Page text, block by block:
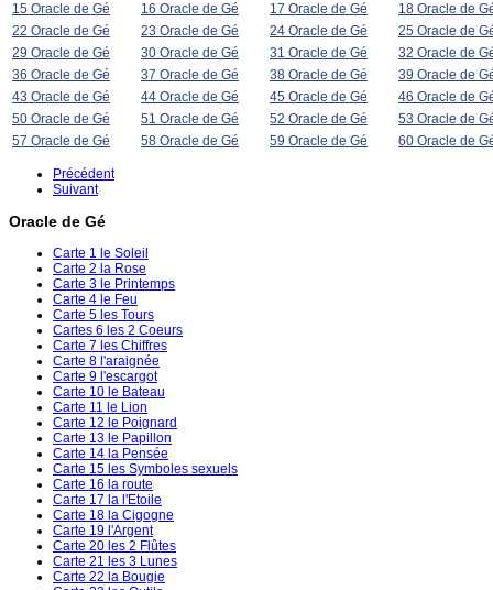
15 Oracle de Gé
16 Oracle de Gé 17 Oracle de Gé
18 Oracle de
22 Oracle de Gé
23 Oracle de Gé 24 Oracle de Gé
25 Oracle de
29 Oracle de Gé
30 Oracle de Gé 31 Oracle de Gé
32 Oracle de
36 Oracle de Gé
37 Oracle de Gé 38 Oracle de Gé
39 Oracle de
43 Oracle de Gé
44 Oracle de Gé 45 Oracle de Gé
46 Oracle de
50 Oracle de Gé
51 Oracle de Gé 52 Oracle de Gé
53 Oracle de
57 Oracle de Gé
58 Oracle de Gé 59 Oracle de Gé 60 Oracle de
Précédent
Suivant
Oracle de Gé
Carte 1 le Soleil
Carte 2 la Rose
Carte 3 le Printemps
Carte 4 le Feu
Carte 5 les Tours
Cartes 6 les 2 Coeurs
Carte 7 les Chiffres
Carte 8 l'araignée
Carte 9 l'escargot
Carte 10 le Bateau
Carte 11 le Lion
Carte 12 le Poignard
Carte 13 le Papillon
Carte 14 la Pensée
Carte 15 les Symboles sexuels
Carte 16 la route
Carte 17 la l'Etoile
Carte 18 la Cigogne
Carte 19 l'Argent
Carte 20 les 2 Flûtes
Carte 21 les 3 Lunes
Carte 22 la Bougie